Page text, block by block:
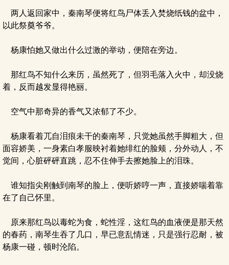
两人返回家中，秦南琴便将红鸟尸体丢入焚烧纸钱的盆中，
以此祭奠爷爷。
杨康怕她又做出什么过激的举动，便陪在旁边。
那红鸟不知什么来历，虽然死了，但羽毛落入火中，却没烧
着，反而越发显得艳丽。
空气中那奇异的香气又浓郁了不少。
杨康看着兀自泪痕未干的秦南琴，只觉她虽然手脚粗大，但
面容娇美，一身素白孝服映衬着她绯红的脸颊，分外动人，不
觉间，心脏砰砰直跳，忍不住伸手去擦她脸上的泪珠。
谁知指尖刚触到南琴的脸上，便听娇哼一声，直接娇喘着靠
在了自己怀里。
原来那红鸟以毒蛇为食，蛇性淫，这红鸟的血液便是那天然
的春药，南琴生吞了几口，早已意乱情迷，只是强行忍耐，被
杨康一碰，顿时沦陷。